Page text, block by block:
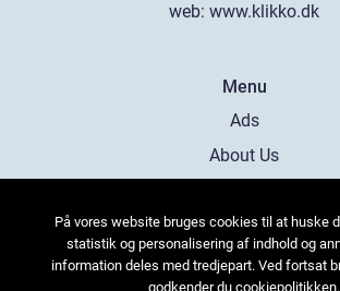
web: www.klikko.dk
Menu
Ads
About Us
Contact
Sitemap
På vores website bruges cookies til at huske
statistik og personalisering af indhold og
information deles med tredjepart. Ved fortsat
godkender du cookiepolitikken.